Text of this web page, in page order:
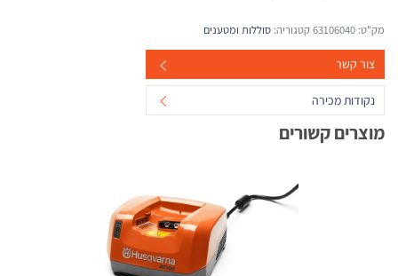
מק"ט: 63106040קטגוריה: סוללות ומטענים
צור קשר
נקודות מכירה
מוצרים קשורים